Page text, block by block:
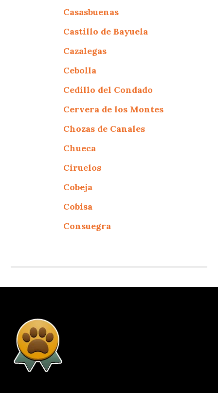
Casasbuenas
Castillo de Bayuela
Cazalegas
Cebolla
Cedillo del Condado
Cervera de los Montes
Chozas de Canales
Chueca
Ciruelos
Cobeja
Cobisa
Consuegra